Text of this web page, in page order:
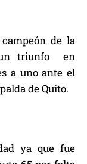
de la
un triunfo en
a uno ante el
de Quito.
ya que fue